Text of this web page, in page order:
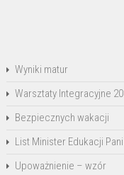
Wyniki matur
Warsztaty Integracyjne
Bezpiecznych wakacji
List Minister Edukacji
Upoważnienie – wzór